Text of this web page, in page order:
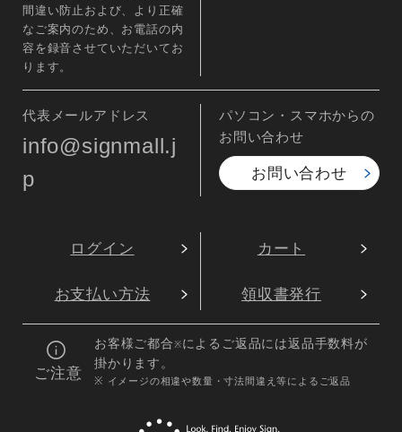
間違い防止および、より正確
なご案内のため、お電話の内
容を録音させていただいてお
ります。
代表メールアドレス
info@signmall.j
p
パソコン・スマホからの
お問い合わせ
お問い合わせ
ログイン カート
お支払い方法 領収書発行
ご注意
お客様ご都合※によるご返品には返品手数料が
掛かります。
※ イメージの相違や数量・寸法間違え等によるご返品